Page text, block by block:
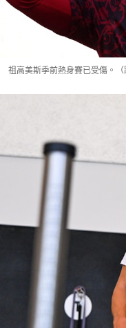
祖高美斯季前熱身賽已受傷。（